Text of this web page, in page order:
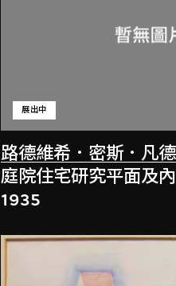
路德維希．密斯．凡
展出中
庭院住宅研究平面及
1935